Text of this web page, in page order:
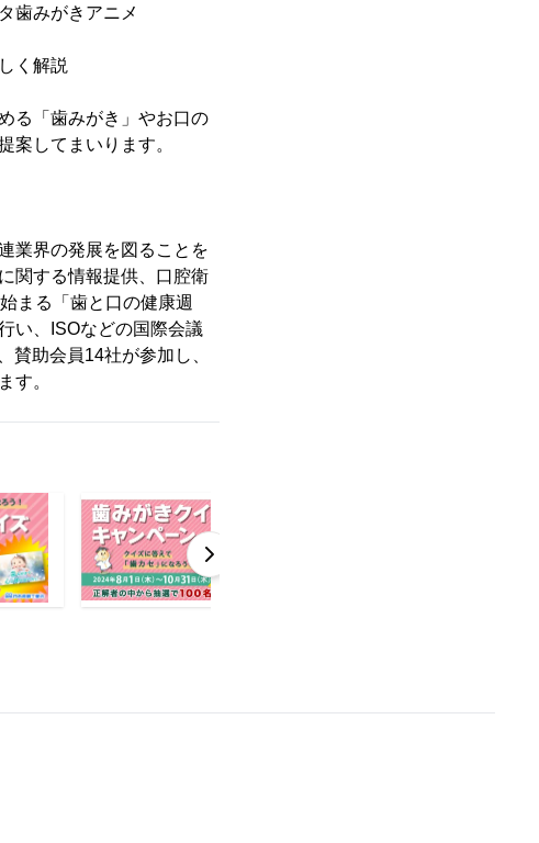
歯みがきアニメ
く解説
る「歯みがき」やお口の
案してまいります。
業界の発展を図ることを
関する情報提供、口腔衛
まる「歯と口の健康週
い、ISOなどの国際会議
助会員14社が参加し、
す。